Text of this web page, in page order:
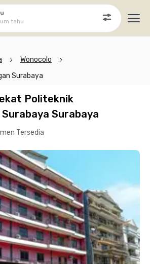
tahu
Wonocolo
Surabaya
Politeknik
Surabaya
Tersedia